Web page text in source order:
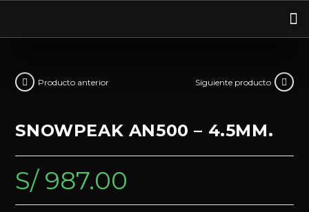
Producto anterior Siguiente producto
SNOWPEAK AN500 – 4.5MM.
S/987.00